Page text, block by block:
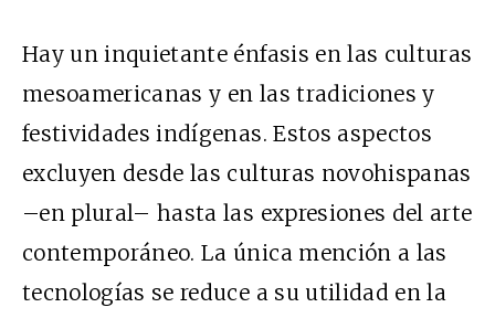
Hay un inquietante énfasis en las culturas
mesoamericanas y en las tradiciones y
festividades indígenas. Estos aspectos
excluyen desde las culturas novohispanas
–en plural– hasta las expresiones del arte
contemporáneo. La única mención a las
tecnologías se reduce a su utilidad en la